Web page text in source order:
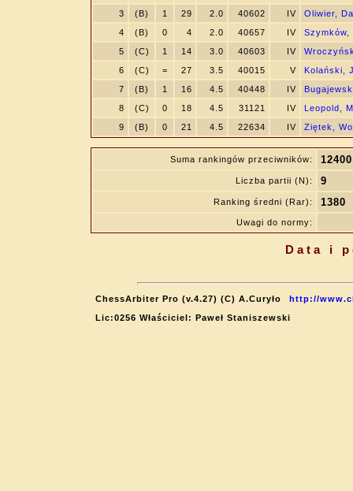
3
(B) 1 29 2.0 40602 IV
Oliwier,
4
(B) 0 4 2.0 40657 IV
5
(C) 1 14 3.0 40603 IV
6
(C) = 27 3.5 40015 V
Kolański,
7
(B) 1 16 4.5 40448 IV
8
(C) 0 18 4.5 31121 IV
Leopold,
9
(B) 0 21 4.5 22634 IV Ziętek,
Suma rankingów przeciwników: 12400
Liczba partii (N): 9
Ranking średni (Rar): 1380
Uwagi do normy:
Data i
ChessArbiter Pro (v.4.27) (C) A.Curyło
http://
Lic:0256 Właściciel: Paweł Staniszewski